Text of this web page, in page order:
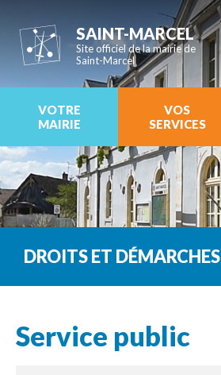
SAINT-MARCEL
Site officiel de la mairie de
Saint-Marcel
VOTRE
MAIRIE
VOS
SERVICES
DROITS ET DÉMARCHES
Service public